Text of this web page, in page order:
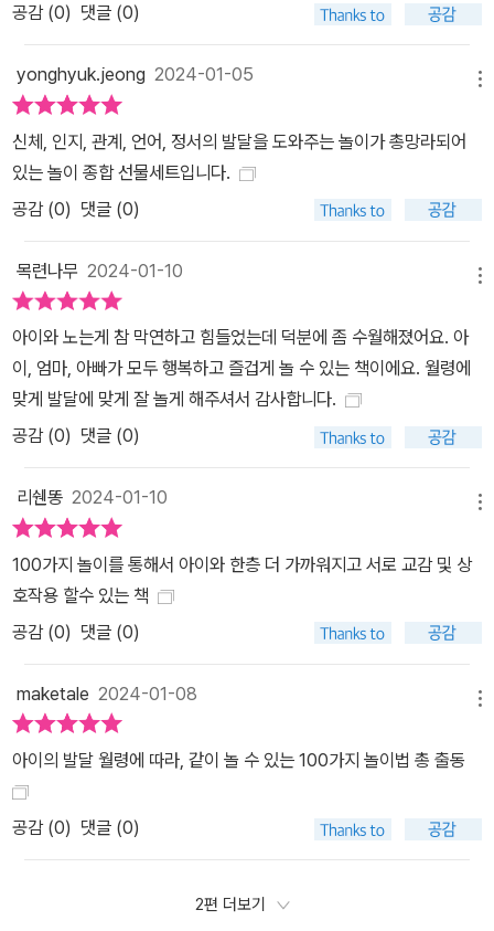
공감 (0) 댓글 (0)
yonghyuk.jeong 2024-01-05
신체, 인지, 관계, 언어, 정서의 발달을 도와주는 놀이가 총망라되어
있는 놀이 종합 선물세트입니다.
공감 (0) 댓글 (0)
목련나무 2024-01-10
아이와 노는게 참 막연하고 힘들었는데 덕분에 좀 수월해졌어요. 아
이, 엄마, 아빠가 모두 행복하고 즐겁게 놀 수 있는 책이에요. 월령에
맞게 발달에 맞게 잘 놀게 해주셔서 감사합니다.
공감 (0) 댓글 (0)
리쉔똥 2024-01-10
100가지 놀이를 통해서 아이와 한층 더 가까워지고 서로 교감 및 상
호작용 할수 있는 책
공감 (0) 댓글 (0)
maketale 2024-01-08
아이의 발달 월령에 따라, 같이 놀 수 있는 100가지 놀이법 총 출동
공감 (0) 댓글 (0)
2편 더보기